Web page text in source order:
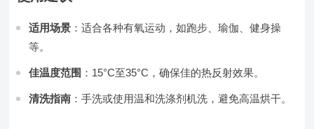
适用场景 ：适合各种有氧运动，如跑步、瑜伽、健身操
等。
佳温度范围 ：15°C至35°C，确保佳的热反射效果。
清洗指南 ：手洗或使用温和洗涤剂机洗，避免高温烘干。